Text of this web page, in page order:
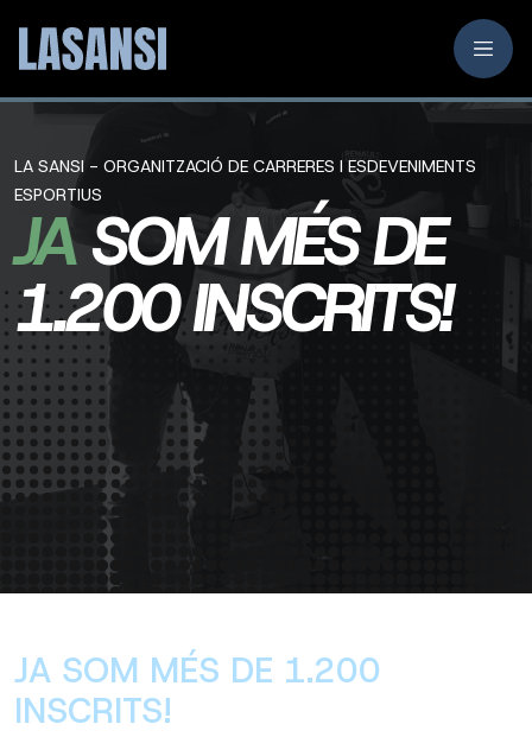
LA SANSI - ORGANITZACIÓ DE CARRERES I ESDEVENIMENTS
ESPORTIUS
JASOM MÉS DE
1.200 INSCRITS!
JA SOM MÉS DE 1.200
INSCRITS!